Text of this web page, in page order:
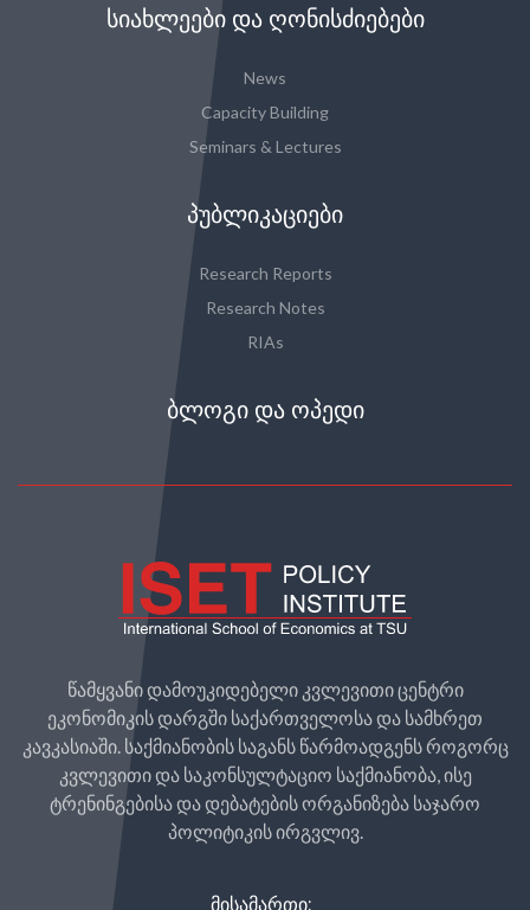
ᲡᲘᲐᲮᲚᲔᲔᲑᲘ ᲓᲐ ᲦᲝᲜᲘᲡᲫᲘᲔᲑᲔᲑᲘ
News
Capacity Building
Seminars & Lectures
ᲞᲣᲑᲚᲘᲙᲐᲪᲘᲔᲑᲘ
Research Reports
Research Notes
RIAs
ᲑᲚᲝᲒᲘ ᲓᲐ ᲝᲞᲔᲓᲘ
წამყვანი დამოუკიდებელი კვლევითი ცენტრი
ეკონომიკის დარგში საქართველოსა და სამხრეთ
კავკასიაში. საქმიანობის საგანს წარმოადგენს როგორც
კვლევითი და საკონსულტაციო საქმიანობა, ისე
ტრენინგებისა და დებატების ორგანიზება საჯარო
პოლიტიკის ირგვლივ.
ᲛᲘᲡᲐᲛᲐᲠᲗᲘ: